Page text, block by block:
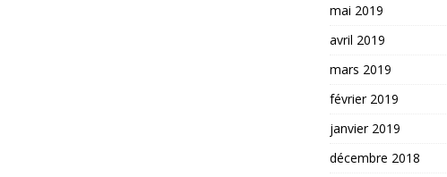
mai 2019
avril 2019
mars 2019
février 2019
janvier 2019
décembre 2018